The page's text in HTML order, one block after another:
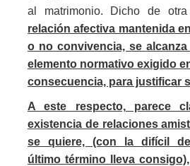
al matrimonio. Dicho de otra
relación afectiva mantenida
o no convivencia, se alcanza
elemento normativo exigido
consecuencia, para justificar
A este respecto, parece
existencia de relaciones
se quiere, (con la difícil
último término lleva